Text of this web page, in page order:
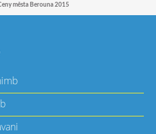
města Berouna 2015